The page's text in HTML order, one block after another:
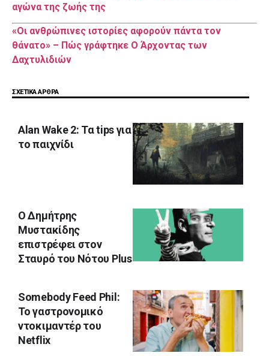
αγώνα της ζωής της
«Οι ανθρώπινες ιστορίες αφορούν πάντα τον
θάνατο» – Πώς γράφτηκε Ο Άρχοντας των
Δαχτυλιδιών
ΣΧΕΤΙΚΑ ΑΡΘΡΑ
Alan Wake 2: Τα tips για
το παιχνίδι
Ο Δημήτρης
Μυστακίδης
επιστρέφει στον
Σταυρό του Νότου Plus
Somebody Feed Phil:
Το γαστρονομικό
ντοκιμαντέρ του
Netflix